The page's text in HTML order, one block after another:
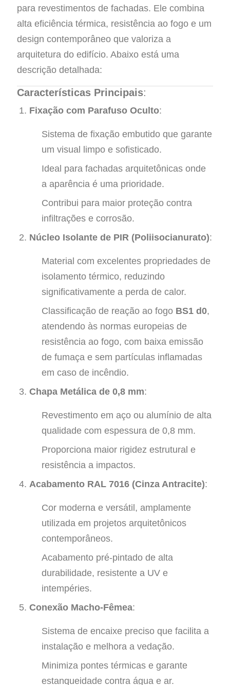
para revestimentos de fachadas. Ele combina
alta eficiência térmica, resistência ao fogo e um
design contemporâneo que valoriza a
arquitetura do edifício. Abaixo está uma
descrição detalhada:
Características Principais:
Fixação com Parafuso Oculto:
Sistema de fixação embutido que garante
um visual limpo e sofisticado.
Ideal para fachadas arquitetônicas onde
a aparência é uma prioridade.
Contribui para maior proteção contra
infiltrações e corrosão.
Núcleo Isolante de PIR (Poliisocianurato):
Material com excelentes propriedades de
isolamento térmico, reduzindo
significativamente a perda de calor.
Classificação de reação ao fogo BS1 d0,
atendendo às normas europeias de
resistência ao fogo, com baixa emissão
de fumaça e sem partículas inflamadas
em caso de incêndio.
Chapa Metálica de 0,8 mm:
Revestimento em aço ou alumínio de alta
qualidade com espessura de 0,8 mm.
Proporciona maior rigidez estrutural e
resistência a impactos.
Acabamento RAL 7016 (Cinza Antracite):
Cor moderna e versátil, amplamente
utilizada em projetos arquitetônicos
contemporâneos.
Acabamento pré-pintado de alta
durabilidade, resistente a UV e
intempéries.
Conexão Macho-Fêmea:
Sistema de encaixe preciso que facilita a
instalação e melhora a vedação.
Minimiza pontes térmicas e garante
estanqueidade contra água e ar.